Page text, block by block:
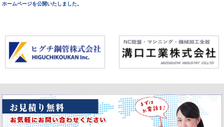
ホームページを公開いたしました。